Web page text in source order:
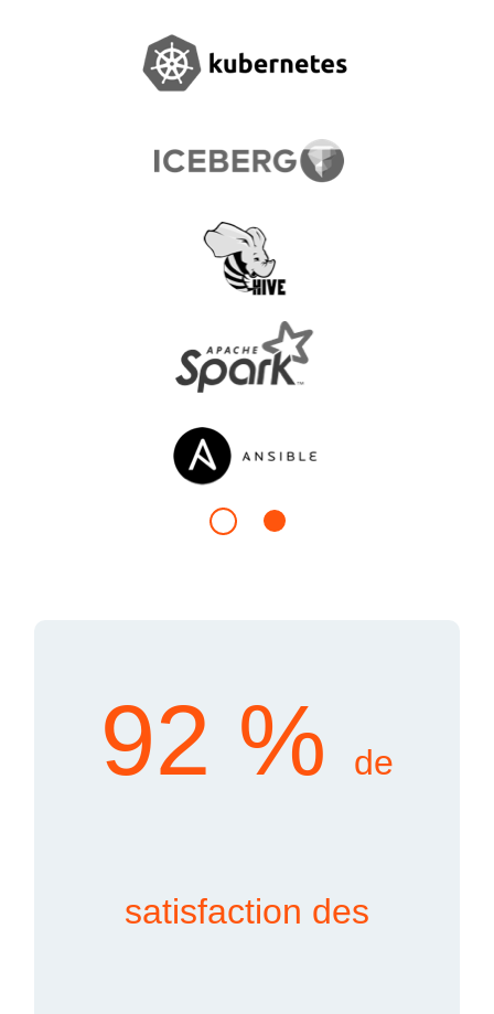
92 % de
satisfaction des